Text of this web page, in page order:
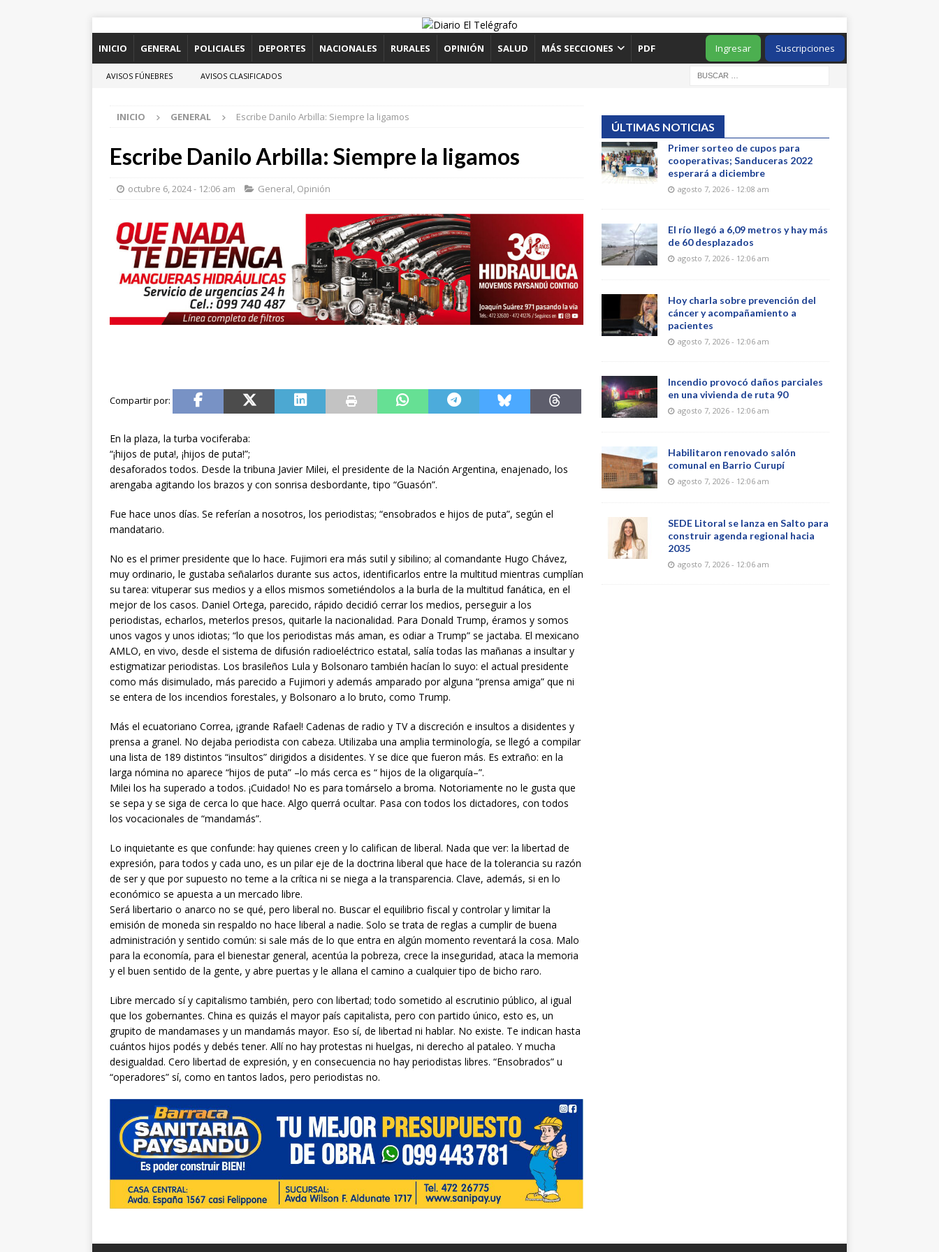
INICIO GENERAL POLICIALES DEPORTES NACIONALES RURALES OPINIÓN SALUD MÁS SECCIONES PDF Suscripciones
Ingresar
AVISOS FÚNEBRES AVISOS CLASIFICADOS
INICIO GENERAL Escribe Danilo Arbilla: Siempre la ligamos
Escribe Danilo Arbilla: Siempre la ligamos
octubre 6, 2024 - 12:06 am General, Opinión
En la plaza, la turba vociferaba:
“¡hijos de puta!, ¡hijos de puta!”;
desaforados todos. Desde la tribuna Javier Milei, el presidente de la Nación Argentina, enajenado, los
arengaba agitando los brazos y con sonrisa desbordante, tipo “Guasón”.
Fue hace unos días. Se referían a nosotros, los periodistas; “ensobrados e hijos de puta”, según el
mandatario.
No es el primer presidente que lo hace. Fujimori era más sutil y sibilino; al comandante Hugo Chávez,
muy ordinario, le gustaba señalarlos durante sus actos, identificarlos entre la multitud mientras cumplían
su tarea: vituperar sus medios y a ellos mismos sometiéndolos a la burla de la multitud fanática, en el
mejor de los casos. Daniel Ortega, parecido, rápido decidió cerrar los medios, perseguir a los
periodistas, echarlos, meterlos presos, quitarle la nacionalidad. Para Donald Trump, éramos y somos
unos vagos y unos idiotas; “lo que los periodistas más aman, es odiar a Trump” se jactaba. El mexicano
AMLO, en vivo, desde el sistema de difusión radioeléctrico estatal, salía todas las mañanas a insultar y
estigmatizar periodistas. Los brasileños Lula y Bolsonaro también hacían lo suyo: el actual presidente
como más disimulado, más parecido a Fujimori y además amparado por alguna “prensa amiga” que ni
se entera de los incendios forestales, y Bolsonaro a lo bruto, como Trump.
Más el ecuatoriano Correa, ¡grande Rafael! Cadenas de radio y TV a discreción e insultos a disidentes y
prensa a granel. No dejaba periodista con cabeza. Utilizaba una amplia terminología, se llegó a compilar
una lista de 189 distintos “insultos” dirigidos a disidentes. Y se dice que fueron más. Es extraño: en la
larga nómina no aparece “hijos de puta” –lo más cerca es “ hijos de la oligarquía–”.
Milei los ha superado a todos. ¡Cuidado! No es para tomárselo a broma. Notoriamente no le gusta que
se sepa y se siga de cerca lo que hace. Algo querrá ocultar. Pasa con todos los dictadores, con todos
los vocacionales de “mandamás”.
Lo inquietante es que confunde: hay quienes creen y lo califican de liberal. Nada que ver: la libertad de
expresión, para todos y cada uno, es un pilar eje de la doctrina liberal que hace de la tolerancia su razón
de ser y que por supuesto no teme a la crítica ni se niega a la transparencia. Clave, además, si en lo
económico se apuesta a un mercado libre.
Será libertario o anarco no se qué, pero liberal no. Buscar el equilibrio fiscal y controlar y limitar la
emisión de moneda sin respaldo no hace liberal a nadie. Solo se trata de reglas a cumplir de buena
administración y sentido común: si sale más de lo que entra en algún momento reventará la cosa. Malo
para la economía, para el bienestar general, acentúa la pobreza, crece la inseguridad, ataca la memoria
y el buen sentido de la gente, y abre puertas y le allana el camino a cualquier tipo de bicho raro.
Libre mercado sí y capitalismo también, pero con libertad; todo sometido al escrutinio público, al igual
que los gobernantes. China es quizás el mayor país capitalista, pero con partido único, esto es, un
grupito de mandamases y un mandamás mayor. Eso sí, de libertad ni hablar. No existe. Te indican hasta
cuántos hijos podés y debés tener. Allí no hay protestas ni huelgas, ni derecho al pataleo. Y mucha
desigualdad. Cero libertad de expresión, y en consecuencia no hay periodistas libres. “Ensobrados” u
“operadores” sí, como en tantos lados, pero periodistas no.
ÚLTIMAS NOTICIAS
Primer sorteo de cupos para
cooperativas; Sanduceras 2022
esperará a diciembre
agosto 7, 2026 - 12:08 am
El río llegó a 6,09 metros y hay más
de 60 desplazados
agosto 7, 2026 - 12:06 am
Hoy charla sobre prevención del
cáncer y acompañamiento a
pacientes
agosto 7, 2026 - 12:06 am
Incendio provocó daños parciales
en una vivienda de ruta 90
agosto 7, 2026 - 12:06 am
Habilitaron renovado salón
comunal en Barrio Curupí
agosto 7, 2026 - 12:06 am
SEDE Litoral se lanza en Salto para
construir agenda regional hacia
2035
agosto 7, 2026 - 12:06 am